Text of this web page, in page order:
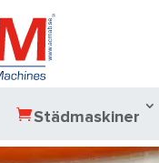
Städmaskiner